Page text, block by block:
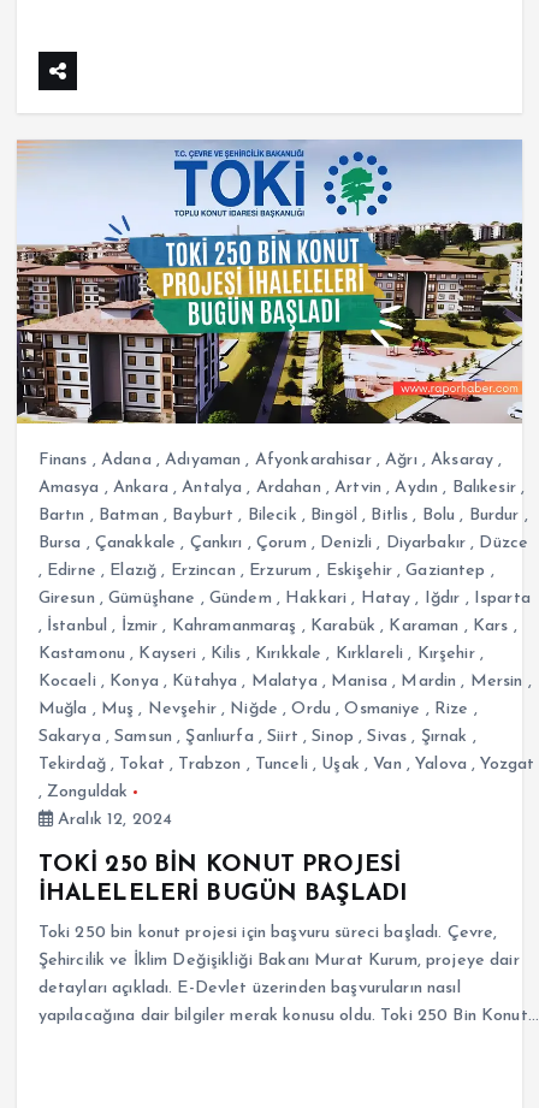
Finans , Adana ,Adıyaman , Afyonkarahisar,Ağrı ,Aksaray ,
Amasya , Ankara ,Antalya , Ardahan ,Artvin ,Aydın , Balıkesir,
Bartın , Batman , Bayburt , Bilecik , Bingöl , Bitlis , Bolu , Burdur ,
Bursa , Çanakkale , Çankırı , Çorum , Denizli , Diyarbakır , Düzce
, Edirne , Elazığ , Erzincan , Erzurum , Eskişehir,Gaziantep ,
Giresun ,Gümüşhane , Gündem , Hakkari , Hatay , Iğdır , Isparta
, İstanbul , İzmir , Kahramanmaraş , Karabük , Karaman , Kars ,
Kastamonu , Kayseri , Kilis , Kırıkkale , Kırklareli , Kırşehir,
Kocaeli , Konya , Kütahya , Malatya , Manisa , Mardin , Mersin ,
Muğla , Muş , Nevşehir, Niğde ,Ordu ,Osmaniye , Rize ,
Sakarya ,Samsun , Şanlıurfa ,Siirt ,Sinop ,Sivas , Şırnak ,
Tekirdağ, Tokat , Trabzon , Tunceli , Uşak , Van ,Yalova ,Yozgat
, Zonguldak
Aralık 12, 2024
TOKİ 250 BİN KONUT PROJESİ
İHALELELERİ BUGÜN BAŞLADI
Toki 250 bin konut projesi için başvuru süreci başladı. Çevre,
Şehircilik ve İklim Değişikliği Bakanı Murat Kurum, projeye dair
detayları açıkladı. E-Devlet üzerinden başvuruların nasıl
yapılacağına dair bilgiler merak konusu oldu. Toki 250 Bin Konut…